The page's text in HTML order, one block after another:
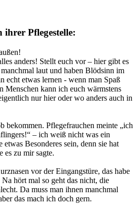
ihrer Pflegestelle:
anders! Stellt euch vor – hier gibt es
laut und haben Blödsinn im
echt etwas lernen - wenn man Spaß
Menschen kann ich euch wärmstens
nur hier oder wo anders auch in
bekommen. Pflegefrauchen meinte „ich
– ich weiß nicht was ein
Besonderes sein, denn sie hat
es zu mir sagte.
vor der Eingangstüre, das habe
hört mal so geht das nicht, die
Da muss man ihnen manchmal
das mach ich doch gern.